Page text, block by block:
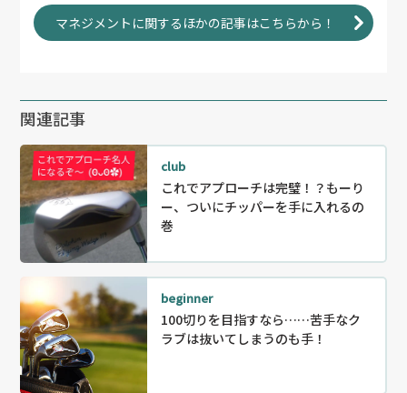
マネジメントに関するほかの記事はこちらから！
関連記事
club
これでアプローチは完璧！？もーり
ー、ついにチッパーを手に入れるの
巻
beginner
100切りを目指すなら……苦手なク
ラブは抜いてしまうのも手！